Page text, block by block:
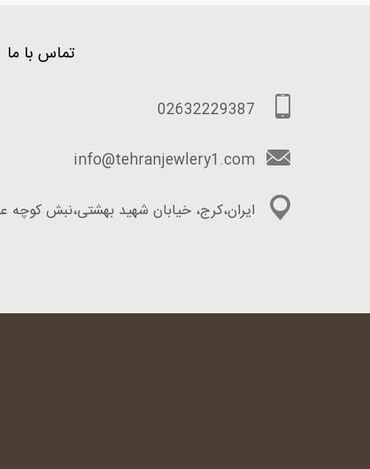
تماس با ما
02632229387
info@tehranjewlery1.com
ایران،کرج، خیابان شهید بهشتی،نبش کوچه